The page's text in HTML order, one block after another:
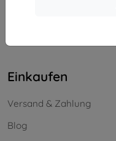
Einkaufen
Versand & Zahlung
Blog